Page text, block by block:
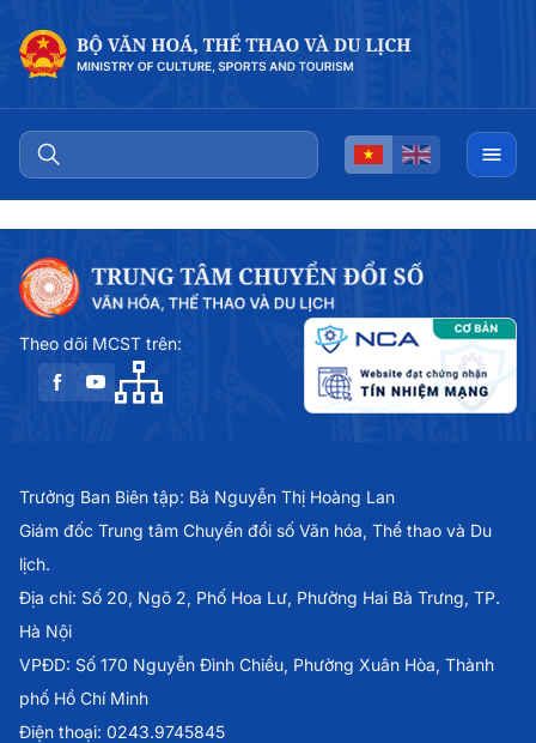
Theo dõi MCST trên:
Trưởng Ban Biên tập: Bà Nguyễn Thị Hoàng Lan
Giám đốc Trung tâm Chuyển đổi số Văn hóa, Thể thao và Du
lịch.
Địa chỉ: Số 20, Ngõ 2, Phố Hoa Lư, Phường Hai Bà Trưng, TP.
Hà Nội
VPĐD: Số 170 Nguyễn Đình Chiểu, Phường Xuân Hòa, Thành
phố Hồ Chí Minh
Điện thoại: 0243.9745845